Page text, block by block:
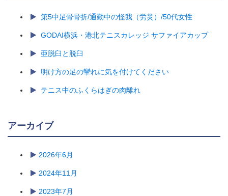
第5中足骨骨折/通勤中の怪我（労災）/50代女性
GODAI横浜・港北テニスカレッジ サファイアカップ
亜脱臼と脱臼
明け方の足の攣れに気を付けてください
テニス中のふくらはぎの肉離れ
アーカイブ
2026年6月
2024年11月
2023年7月